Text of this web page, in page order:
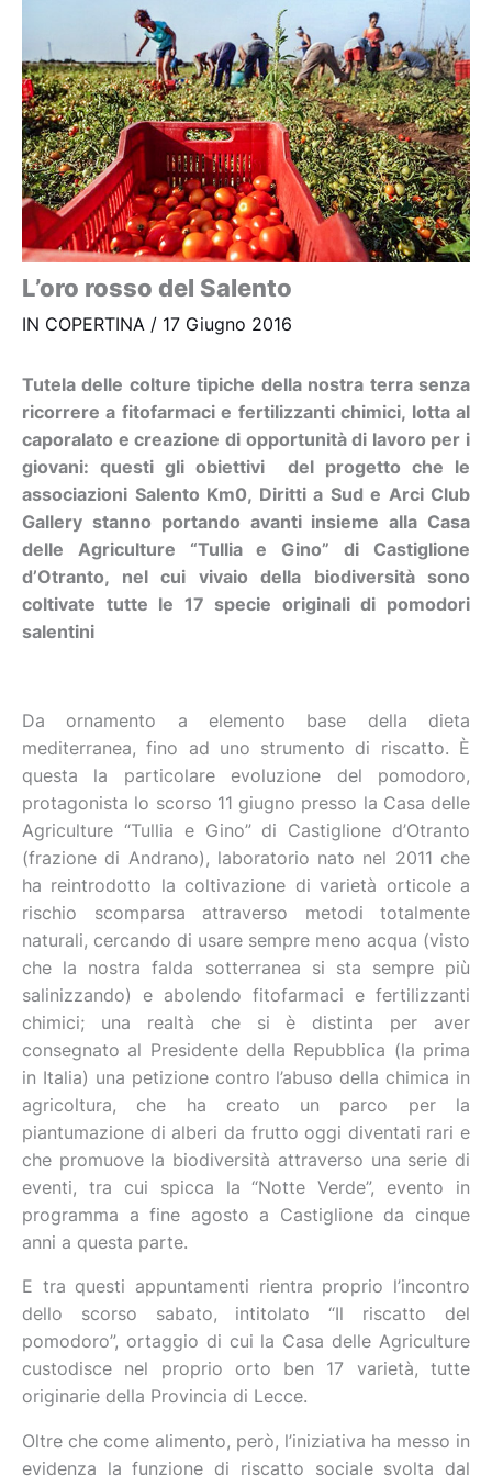
L’oro rosso del Salento
IN COPERTINA / 17 Giugno 2016
Tutela delle colture tipiche della nostra terra senza
ricorrere a fitofarmaci e fertilizzanti chimici, lotta al
caporalato e creazione di opportunità di lavoro per i
giovani: questi gli obiettivi del progetto che le
associazioni Salento Km0, Diritti a Sud e Arci Club
Gallery stanno portando avanti insieme alla Casa
delle Agriculture “Tullia e Gino” di Castiglione
d’Otranto, nel cui vivaio della biodiversità sono
coltivate tutte le 17 specie originali di pomodori
salentini
Da ornamento a elemento base della dieta
mediterranea, fino ad uno strumento di riscatto. È
questa la particolare evoluzione del pomodoro,
protagonista lo scorso 11 giugno presso la Casa delle
Agriculture “Tullia e Gino” di Castiglione d’Otranto
(frazione di Andrano), laboratorio nato nel 2011 che
ha reintrodotto la coltivazione di varietà orticole a
rischio scomparsa attraverso metodi totalmente
naturali, cercando di usare sempre meno acqua (visto
che la nostra falda sotterranea si sta sempre più
salinizzando) e abolendo fitofarmaci e fertilizzanti
chimici; una realtà che si è distinta per aver
consegnato al Presidente della Repubblica (la prima
in Italia) una petizione contro l’abuso della chimica in
agricoltura, che ha creato un parco per la
piantumazione di alberi da frutto oggi diventati rari e
che promuove la biodiversità attraverso una serie di
eventi, tra cui spicca la “Notte Verde”, evento in
programma a fine agosto a Castiglione da cinque
anni a questa parte.
E tra questi appuntamenti rientra proprio l’incontro
dello scorso sabato, intitolato “Il riscatto del
pomodoro”, ortaggio di cui la Casa delle Agriculture
custodisce nel proprio orto ben 17 varietà, tutte
originarie della Provincia di Lecce.
Oltre che come alimento, però, l’iniziativa ha messo in
evidenza la funzione di riscatto sociale svolta dal